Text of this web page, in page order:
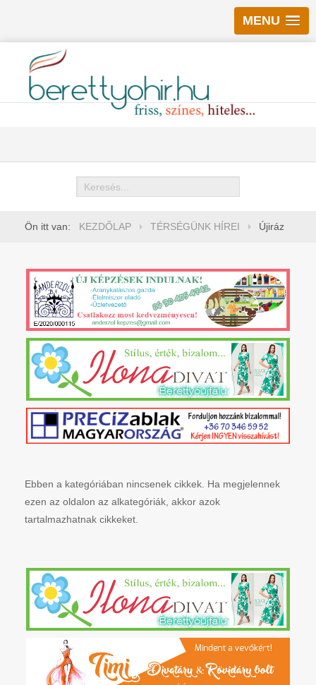
MENU
Keresés
Ön itt van: KEZDŐLAP TÉRSÉGÜNK HÍREI Újiráz
Ebben a kategóriában nincsenek cikkek. Ha megjelennek
ezen az oldalon az alkategóriák, akkor azok
tartalmazhatnak cikkeket.